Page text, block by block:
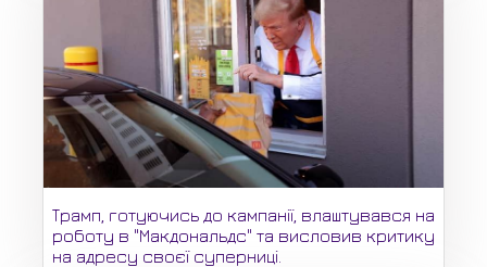
Трамп, готуючись до кампанії, влаштувався на
роботу в "Макдональдс" та висловив критику
на адресу своєї суперниці.